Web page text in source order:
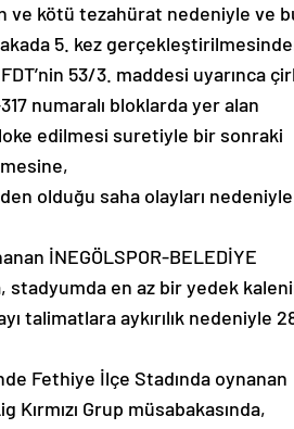
ve kötü tezahürat nedeniyle ve
5. kez
53/3. maddesi uyarınca
numaralı bloklarda yer alan
edilmesi suretiyle bir sonraki
olduğu saha olayları nedeniyle
İNEGÖLSPOR-BELEDİYE
stadyumda en az bir yedek
talimatlara aykırılık nedeniyle
Fethiye İlçe Stadında oynanan
Kırmızı Grup müsabakasında,